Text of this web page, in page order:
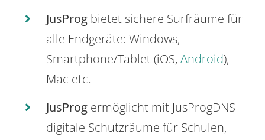
JusProg bietet sichere Surfräume für
alle Endgeräte: Windows,
Smartphone/Tablet (iOS, Android),
Mac etc.
JusProg ermöglicht mit JusProgDNS
digitale Schutzräume für Schulen,